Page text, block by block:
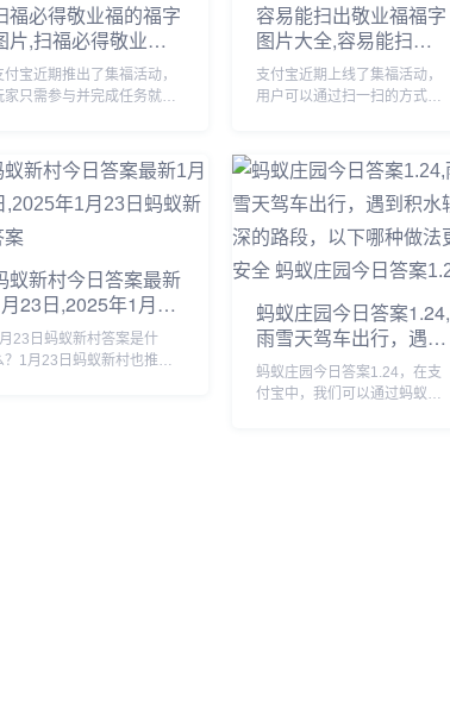
福必得敬业福的福字
片,扫福必得敬业福
福字图片
付宝近期推出了集福活动，
家只需参与并完成任务就能
福，下面小编将为大家详细
绍一下，感兴趣的可以接着
下看。...
容易能扫出敬业福福字
图片大全,容易能扫出
敬业福福字图片大全
支付宝近期上线了集福活动，
用户可以通过扫一扫的方式获
福，下面小编将为大家详细介
绍一下，有需要的小伙伴赶紧
来看看吧。...
蚁新村今日答案最新
23日,2025年1月23
蚂蚁新村答案
23日蚂蚁新村答案是什
？1月23日蚂蚁新村也推出
蚂蚁庄园今日答案1.24,
雨雪天驾车出行，遇到
积水较深的路段，以下
哪种做法更安全 蚂蚁
蚂蚁庄园今日答案1.24，在支
付宝中，我们可以通过蚂蚁庄